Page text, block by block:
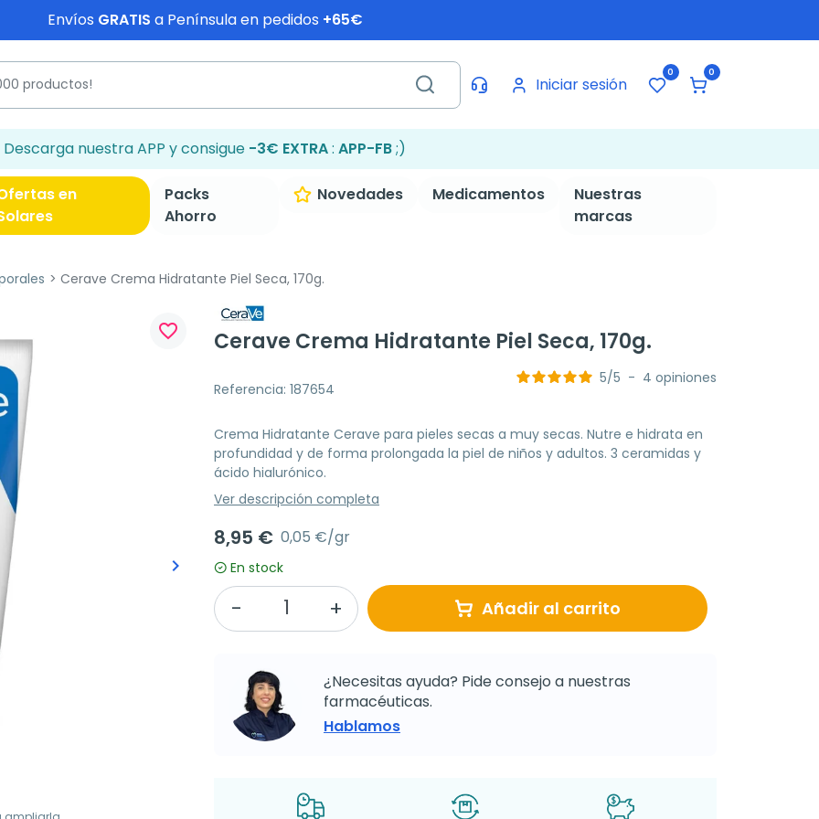
Envíos GRATIS a Península en pedidos +65€
Iniciar sesión
0 0
Descarga nuestra APP y consigue -3€ EXTRA: APP-FB;)
en
Packs
Ahorro
Novedades Medicamentos
Nuestras
marcas
Cerave Crema Hidratante Piel Seca, 170g.
Siguiente
keyboard_arrow_right
favorite_border Cerave Crema Hidratante Piel Seca, 170g.
Referencia: 187654
5/5 - 4 opiniones
Crema Hidratante Cerave para pieles secas a muy secas. Nutre e hidrata en
profundidad y de forma prolongada la piel de niños y adultos. 3 ceramidas y
ácido hialurónico.
Ver descripción completa
8,95 € 0,05 €/gr
En stock
Añadir al carrito
¿Necesitas ayuda? Pide consejo a nuestras
farmacéuticas.
Hablamos